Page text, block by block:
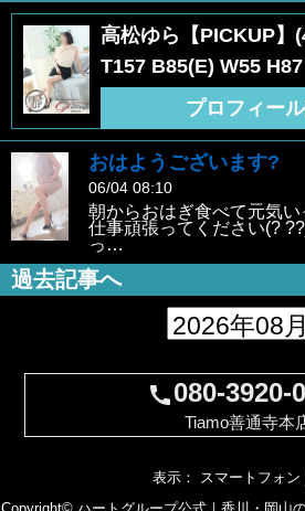
高松ゆら【PICKUP】
T157 B85(E) W55 H87
プロフィー
おはようございます?
06/04 08:10
朝からおはぎ食べて元気
仕事頑張ってください(?
っ…
過去記事へ
call080-3920-
Tiamo善通寺本
表示： スマートフォン